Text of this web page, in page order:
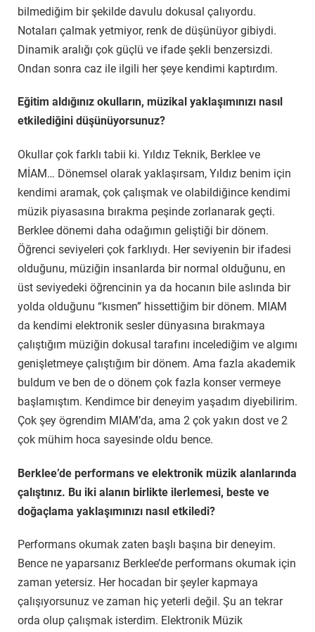
bilmediğim bir şekilde davulu dokusal çalıyordu.
Notaları çalmak yetmiyor, renk de düşünüyor gibiydi.
Dinamik aralığı çok güçlü ve ifade şekli benzersizdi.
Ondan sonra caz ile ilgili her şeye kendimi kaptırdım.
Eğitim aldığınız okulların, müzikal yaklaşımınızı nasıl
etkilediğini düşünüyorsunuz?
Okullar çok farklı tabii ki. Yıldız Teknik, Berklee ve
MİAM… Dönemsel olarak yaklaşırsam, Yıldız benim için
kendimi aramak, çok çalışmak ve olabildiğince kendimi
müzik piyasasına bırakma peşinde zorlanarak geçti.
Berklee dönemi daha odağımın geliştiği bir dönem.
Öğrenci seviyeleri çok farklıydı. Her seviyenin bir ifadesi
olduğunu, müziğin insanlarda bir normal olduğunu, en
üst seviyedeki öğrencinin ya da hocanın bile aslında bir
yolda olduğunu “kısmen” hissettiğim bir dönem. MIAM
da kendimi elektronik sesler dünyasına bırakmaya
çalıştığım müziğin dokusal tarafını incelediğim ve algımı
genişletmeye çalıştığım bir dönem. Ama fazla akademik
buldum ve ben de o dönem çok fazla konser vermeye
başlamıştım. Kendimce bir deneyim yaşadım diyebilirim.
Çok şey ögrendim MIAM’da, ama 2 çok yakın dost ve 2
çok mühim hoca sayesinde oldu bence.
Berklee’de performans ve elektronik müzik alanlarında
çalıştınız. Bu iki alanın birlikte ilerlemesi, beste ve
doğaçlama yaklaşımınızı nasıl etkiledi?
Performans okumak zaten başlı başına bir deneyim.
Bence ne yaparsanız Berklee’de performans okumak için
zaman yetersiz. Her hocadan bir şeyler kapmaya
çalışıyorsunuz ve zaman hiç yeterli değil. Şu an tekrar
orda olup çalışmak isterdim. Elektronik Müzik